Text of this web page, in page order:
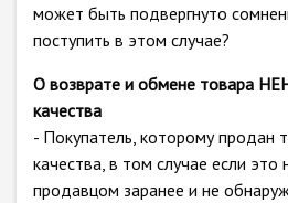
может быть подвергнуто
поступить в этом случае?
О возврате и обмене товара
качества
- Покупатель, которому продан
качества, в том случае если
продавцом заранее и не